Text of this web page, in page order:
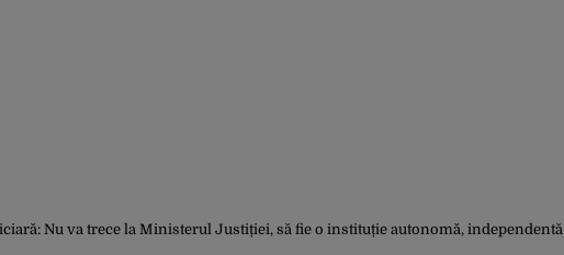
Nu va trece la Ministerul Justiției, să fie o instituție autonomă, independentă